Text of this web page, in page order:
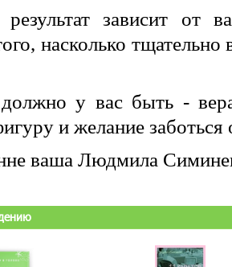
зависит от
насколько
у вас быть -
и желание заботься
ваша Людмила